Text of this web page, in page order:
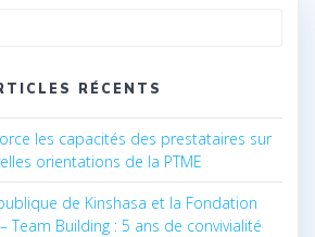
RÉCENTS
les capacités des prestataires sur
orientations de la PTME
de Kinshasa et la Fondation
Team Building : 5 ans de convivialité